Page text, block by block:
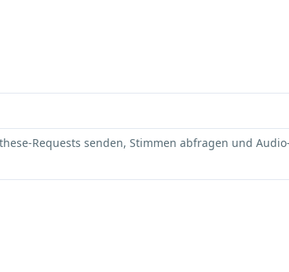
Requests senden, Stimmen abfragen und